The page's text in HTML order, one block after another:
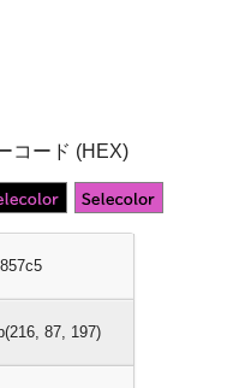
コード (HEX)
87, 197)